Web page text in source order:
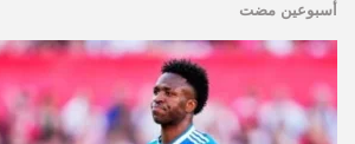
أسبوعين مضت